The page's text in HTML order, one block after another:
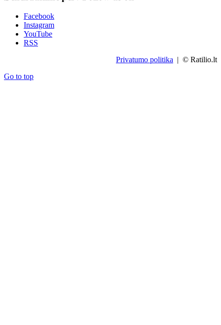
Facebook
Instagram
YouTube
RSS
Privatumo politika | © Ratilio.lt
Go to top